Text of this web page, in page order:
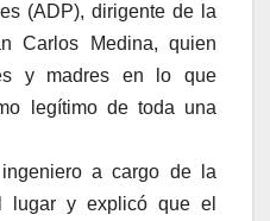
(ADP), dirigente de la
Carlos Medina, quien
y madres en lo que
legítimo de toda una
a cargo de la
lugar y explicó que el